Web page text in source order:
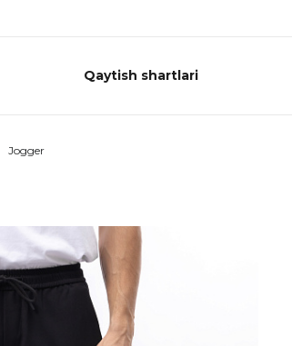
Qaytish shartlari
Jogger